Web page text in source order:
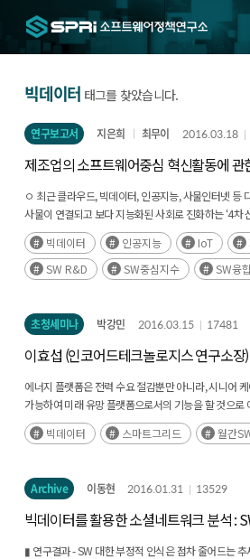
빅데이터 태그를 찾았습니다.
연구보고서 지은희 최무이 2016.03.18
제조업의 소프트웨어중심 혁신활동에 관
ㅇ 최근 클라우드, 빅데이터, 인공지능, 사물인터넷 등
사물이 연결되고 보다 지능화된 사회로 진화하는 ‘4차
있고,
이를 실현하는 핵심 동력인 소프트웨어의 중요성이 강
인력현황, 애로사항 등을 조사하고, 산업별 SW융합수
혁신 수준을 파악하고자 함
빅데이터 인공지능 IoT
SW R&D
SW중심지수 SW융
초청세미나 박강민 2016.03.15 17481
이효섭 (인코어드테크놀로지스 연구소장
스마트그리드
에너지 플랫폼은 전력 수요 절감뿐만 아니라, 시니어
가능하여 미래 유망 플랫폼으로서의 기능을 할 것으로
빅데이터
스마트그리드 월간
Archive 이동현 2016.01.31 13529
빅데이터를 활용한 소셜네트워크 분석 :
화제성, 연관어 추이 비교 연구
▮ 연구결과 - SW 대한 부정적 인식은 점차 줄어드는